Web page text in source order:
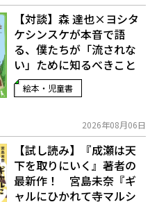
【対談】森 達也×ヨシタ
ケシンスケが本音で語
る、僕たちが「流されな
い」ために知るべきこと
絵本・児童書
2026年08月06日
【試し読み】『成瀬は天
下を取りにいく』著者の
最新作！ 宮島未奈『ギ
ャルにひかれて寺マルシ